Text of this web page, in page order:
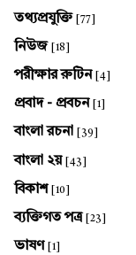
তথ্যপ্রযুক্তি [77]
নিউজ [18]
পরীক্ষার রুটিন [4]
প্রবাদ - প্রবচন [1]
বাংলা রচনা [39]
বাংলা ২য় [43]
বিকাশ [10]
ব্যক্তিগত পত্র [23]
ভাষণ [1]